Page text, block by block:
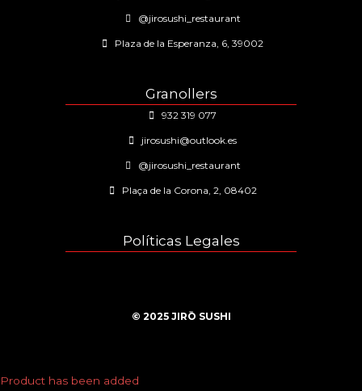
@jirosushi_restaurant
Plaza de la Esperanza, 6, 39002
Granollers
932 319 077
jirosushi@outlook.es
@jirosushi_restaurant
Plaça de la Corona, 2, 08402
Políticas Legales
© 2025 JIRŌ SUSHI
Product has been added